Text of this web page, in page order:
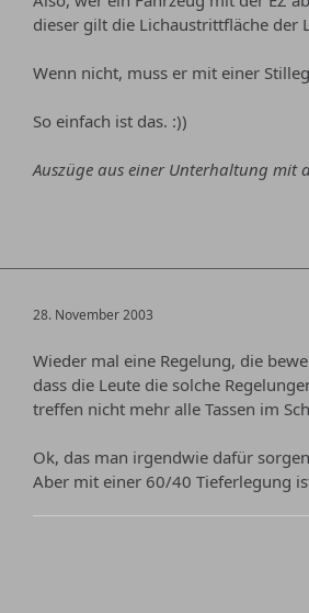
dieser gilt die Lichaustrittfläche der
Wenn nicht, muss er mit einer
So einfach ist das. :))
Auszüge aus einer Unterhaltung mit
28. November 2003
Wieder mal eine Regelung, die
dass die Leute die solche
treffen nicht mehr alle Tassen im
Ok, das man irgendwie dafür
Aber mit einer 60/40 Tieferlegung